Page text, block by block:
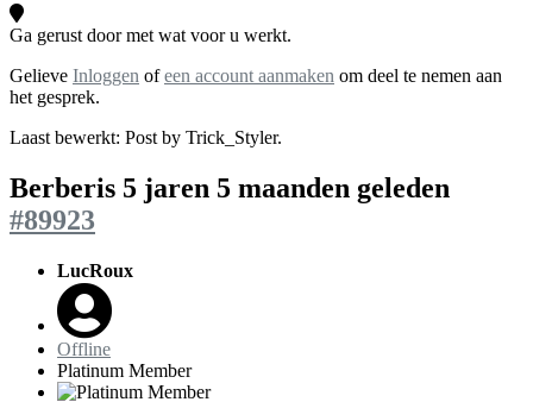
Ga gerust door met wat voor u werkt.
Gelieve Inloggen ofeen account aanmaken om deel te nemen aan
het gesprek.
Laast bewerkt: Post by Trick_Styler.
Berberis 5 jaren 5 maanden geleden
#89923
LucRoux
Offline
Platinum Member